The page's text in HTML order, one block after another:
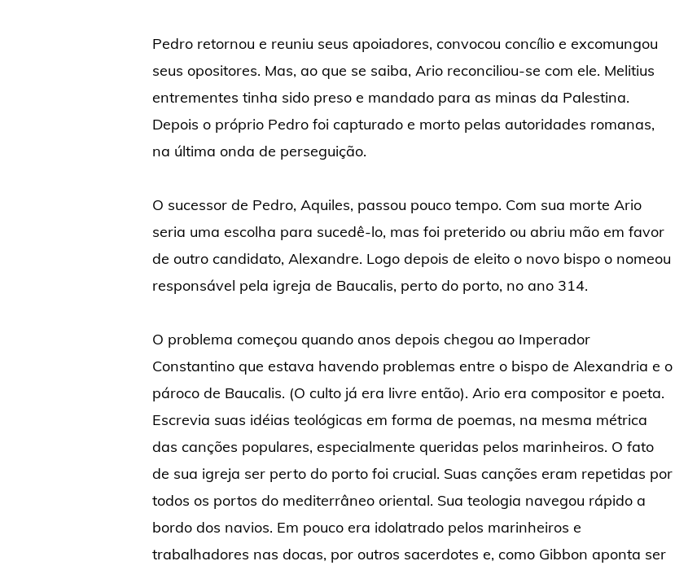
Pedro retornou e reuniu seus apoiadores, convocou concílio e excomungou
seus opositores. Mas, ao que se saiba, Ario reconciliou-se com ele. Melitius
entrementes tinha sido preso e mandado para as minas da Palestina.
Depois o próprio Pedro foi capturado e morto pelas autoridades romanas,
na última onda de perseguição.
O sucessor de Pedro, Aquiles, passou pouco tempo. Com sua morte Ario
seria uma escolha para sucedê-lo, mas foi preterido ou abriu mão em favor
de outro candidato, Alexandre. Logo depois de eleito o novo bispo o nomeou
responsável pela igreja de Baucalis, perto do porto, no ano 314.
O problema começou quando anos depois chegou ao Imperador
Constantino que estava havendo problemas entre o bispo de Alexandria e o
pároco de Baucalis. (O culto já era livre então). Ario era compositor e poeta.
Escrevia suas idéias teológicas em forma de poemas, na mesma métrica
das canções populares, especialmente queridas pelos marinheiros. O fato
de sua igreja ser perto do porto foi crucial. Suas canções eram repetidas por
todos os portos do mediterrâneo oriental. Sua teologia navegou rápido a
bordo dos navios. Em pouco era idolatrado pelos marinheiros e
trabalhadores nas docas, por outros sacerdotes e, como Gibbon aponta ser